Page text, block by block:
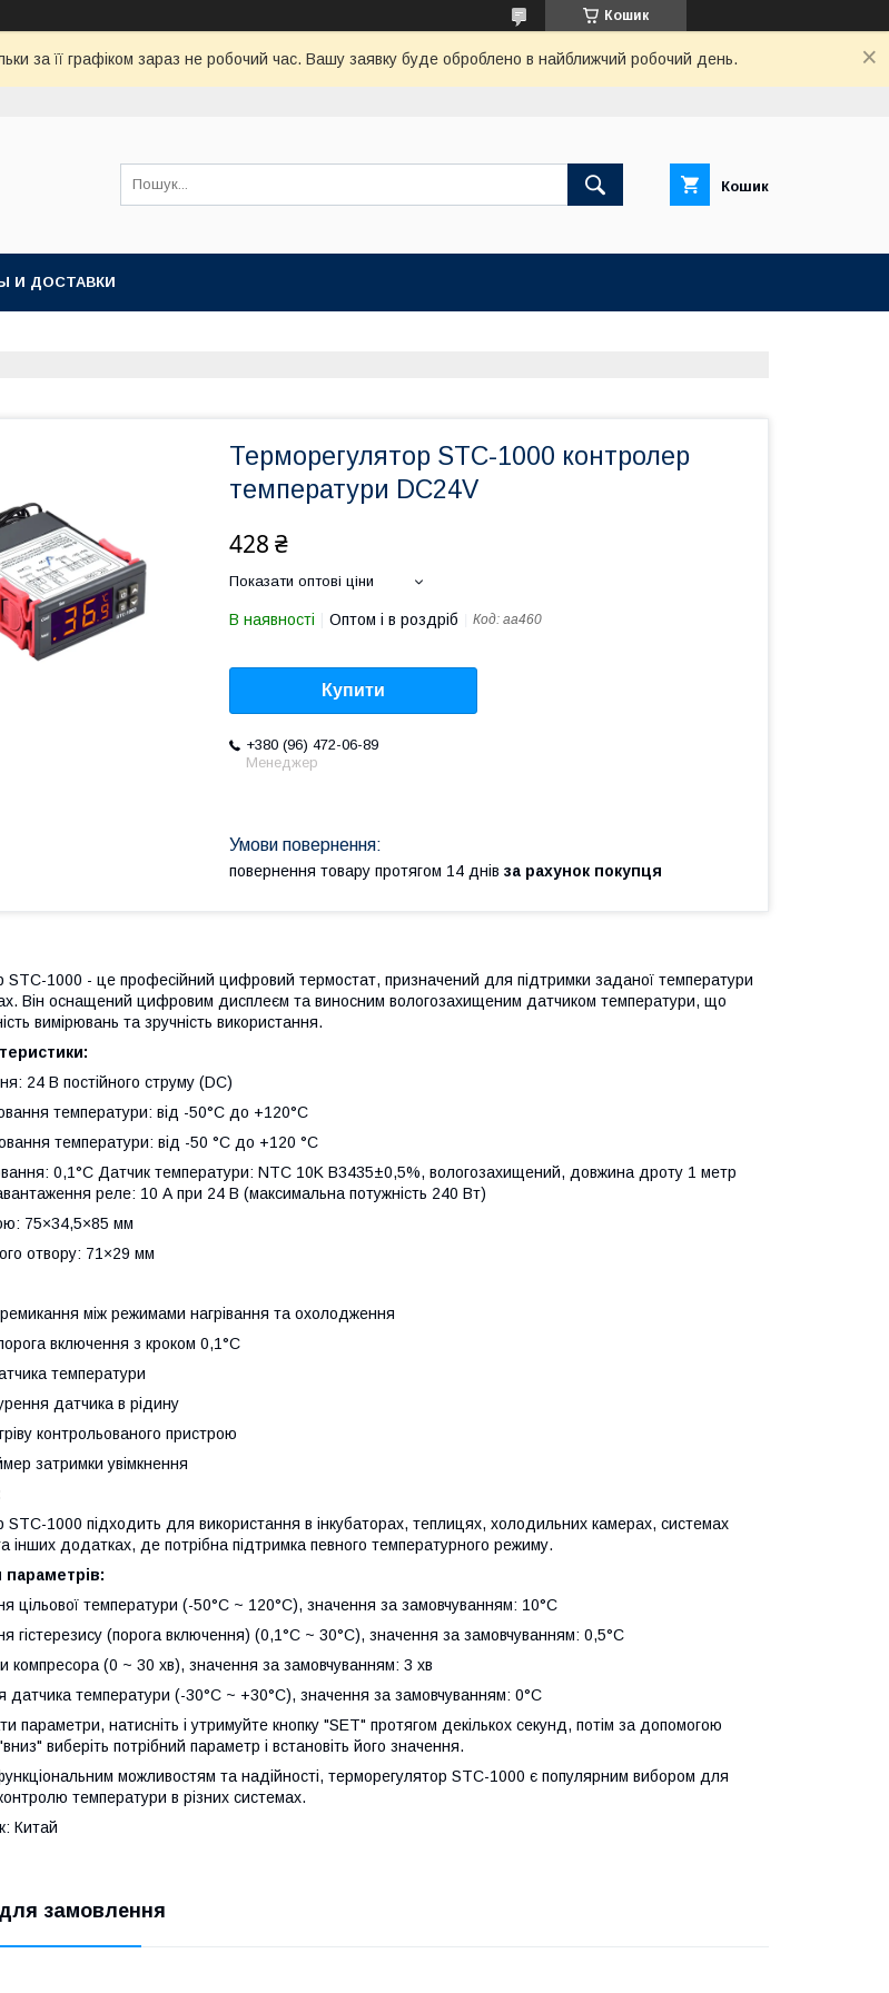
Кошик
за її графіком зараз не робочий час. Вашу заявку буде оброблено в найближчий робочий день.
Кошик
И ДОСТАВКИ
Терморегулятор STC-1000 контролер
температури DC24V
428 ₴
Показати оптові ціни
В наявності Оптом і в роздріб Код: aa460
Купити
+380 (96) 472-06-89
Менеджер
повернення товару протягом 14 днів за рахунок покупця
STC-1000 - це професійний цифровий термостат, призначений для підтримки заданої температури
Він оснащений цифровим дисплеєм та виносним вологозахищеним датчиком температури, що
вимірювань та зручність використання.
24 В постійного струму (DC)
температури: від -50°C до +120°C
температури: від -50 °C до +120 °C
0,1°C Датчик температури: NTC 10K B3435±0,5%, вологозахищений, довжина дроту 1 метр
реле: 10 А при 24 В (максимальна потужність 240 Вт)
75×34,5×85 мм
отвору: 71×29 мм
між режимами нагрівання та охолодження
включення з кроком 0,1°C
температури
датчика в рідину
контрольованого пристрою
затримки увімкнення
STC-1000 підходить для використання в інкубаторах, теплицях, холодильних камерах, системах
інших додатках, де потрібна підтримка певного температурного режиму.
цільової температури (-50°C ~ 120°C), значення за замовчуванням: 10°C
гістерезису (порога включення) (0,1°C ~ 30°C), значення за замовчуванням: 0,5°C
компресора (0 ~ 30 хв), значення за замовчуванням: 3 хв
датчика температури (-30°C ~ +30°C), значення за замовчуванням: 0°C
параметри, натисніть і утримуйте кнопку "SET" протягом декількох секунд, потім за допомогою
виберіть потрібний параметр і встановіть його значення.
можливостям та надійності, терморегулятор STC-1000 є популярним вибором для
температури в різних системах.
Китай
замовлення